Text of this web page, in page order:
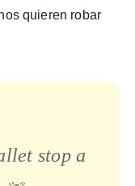
quieren robar
stop a